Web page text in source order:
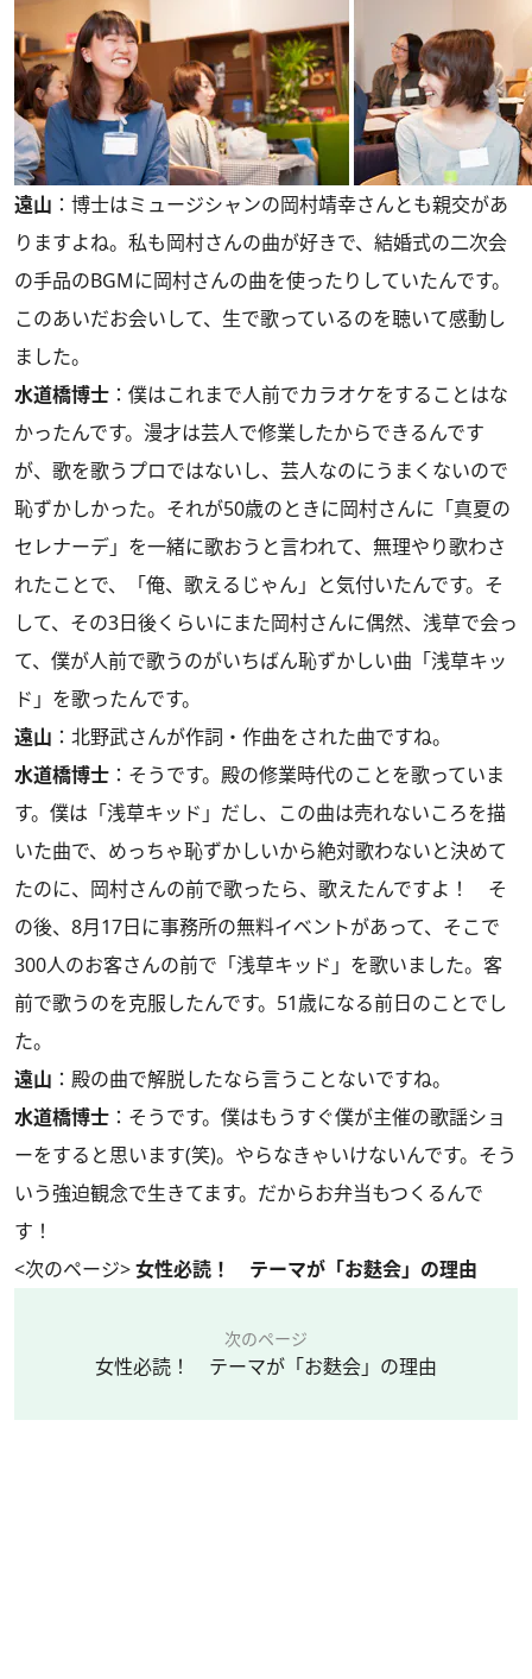
遠山 ：博士はミュージシャンの岡村靖幸さんとも親交があ
りますよね。私も岡村さんの曲が好きで、結婚式の二次会
の手品のBGMに岡村さんの曲を使ったりしていたんです。
このあいだお会いして、生で歌っているのを聴いて感動し
ました。
水道橋博士 ：僕はこれまで人前でカラオケをすることはな
かったんです。漫才は芸人で修業したからできるんです
が、歌を歌うプロではないし、芸人なのにうまくないので
恥ずかしかった。それが50歳のときに岡村さんに「真夏の
セレナーデ」を一緒に歌おうと言われて、無理やり歌わさ
れたことで、「俺、歌えるじゃん」と気付いたんです。そ
して、その3日後くらいにまた岡村さんに偶然、浅草で会っ
て、僕が人前で歌うのがいちばん恥ずかしい曲「浅草キッ
ド」を歌ったんです。
遠山 ：北野武さんが作詞・作曲をされた曲ですね。
水道橋博士 ：そうです。殿の修業時代のことを歌っていま
す。僕は「浅草キッド」だし、この曲は売れないころを描
いた曲で、めっちゃ恥ずかしいから絶対歌わないと決めて
たのに、岡村さんの前で歌ったら、歌えたんですよ！ そ
の後、8月17日に事務所の無料イベントがあって、そこで
300人のお客さんの前で「浅草キッド」を歌いました。客
前で歌うのを克服したんです。51歳になる前日のことでし
た。
遠山 ：殿の曲で解脱したなら言うことないですね。
水道橋博士 ：そうです。僕はもうすぐ僕が主催の歌謡ショ
ーをすると思います(笑)。やらなきゃいけないんです。そう
いう強迫観念で生きてます。だからお弁当もつくるんで
す！
<次のページ>女性必読！ テーマが「お麩会」の理由
次のページ
女性必読！ テーマが「お麩会」の理由